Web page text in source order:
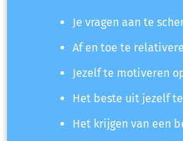
Je vragen aan te
Af en toe te
Jezelf te motiveren
Het beste uit jezelf
Het krijgen van een